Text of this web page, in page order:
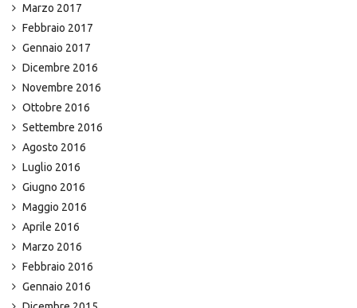
Marzo 2017
Febbraio 2017
Gennaio 2017
Dicembre 2016
Novembre 2016
Ottobre 2016
Settembre 2016
Agosto 2016
Luglio 2016
Giugno 2016
Maggio 2016
Aprile 2016
Marzo 2016
Febbraio 2016
Gennaio 2016